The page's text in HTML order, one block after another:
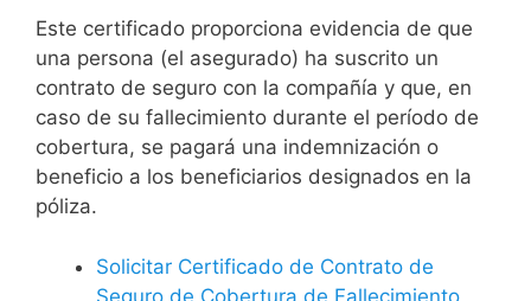
Este certificado proporciona evidencia de que
una persona (el asegurado) ha suscrito un
contrato de seguro con la compañía y que, en
caso de su fallecimiento durante el período de
cobertura, se pagará una indemnización o
beneficio a los beneficiarios designados en la
póliza.
Solicitar Certificado de Contrato de
Seguro de Cobertura de Fallecimiento